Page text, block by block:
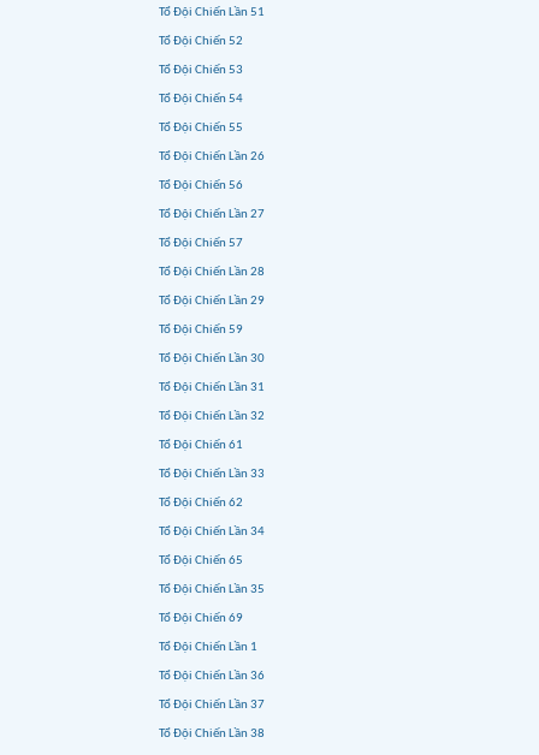
Tổ Đội Chiến Lần 51
Tổ Đội Chiến 52
Tổ Đội Chiến 53
Tổ Đội Chiến 54
Tổ Đội Chiến 55
Tổ Đội Chiến Lần 26
Tổ Đội Chiến 56
Tổ Đội Chiến Lần 27
Tổ Đội Chiến 57
Tổ Đội Chiến Lần 28
Tổ Đội Chiến Lần 29
Tổ Đội Chiến 59
Tổ Đội Chiến Lần 30
Tổ Đội Chiến Lần 31
Tổ Đội Chiến Lần 32
Tổ Đội Chiến 61
Tổ Đội Chiến Lần 33
Tổ Đội Chiến 62
Tổ Đội Chiến Lần 34
Tổ Đội Chiến 65
Tổ Đội Chiến Lần 35
Tổ Đội Chiến 69
Tổ Đội Chiến Lần 1
Tổ Đội Chiến Lần 36
Tổ Đội Chiến Lần 37
Tổ Đội Chiến Lần 38